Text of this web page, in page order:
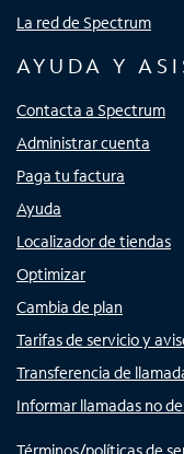
La red de Spectrum
AYUDA Y
Contacta a Spectrum
Administrar cuenta
Paga tu factura
Ayuda
Localizador de tiendas
Optimizar
Cambia de plan
Tarifas de servicio y
Transferencia de
Informar llamadas no